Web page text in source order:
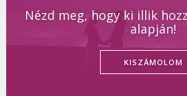
Nézd meg, hogy ki illik
alapján!
KISZÁMOLOM